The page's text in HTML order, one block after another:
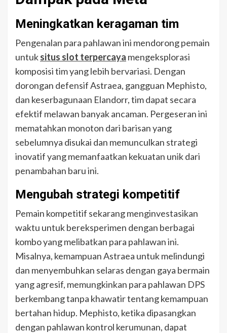
Meningkatkan keragaman tim
Pengenalan para pahlawan ini mendorong pemain
untuksitus slot terpercaya mengeksplorasi
komposisi tim yang lebih bervariasi. Dengan
dorongan defensif Astraea, gangguan Mephisto,
dan keserbagunaan Elandorr, tim dapat secara
efektif melawan banyak ancaman. Pergeseran ini
mematahkan monoton dari barisan yang
sebelumnya disukai dan memunculkan strategi
inovatif yang memanfaatkan kekuatan unik dari
penambahan baru ini.
Mengubah strategi kompetitif
Pemain kompetitif sekarang menginvestasikan
waktu untuk bereksperimen dengan berbagai
kombo yang melibatkan para pahlawan ini.
Misalnya, kemampuan Astraea untuk melindungi
dan menyembuhkan selaras dengan gaya bermain
yang agresif, memungkinkan para pahlawan DPS
berkembang tanpa khawatir tentang kemampuan
bertahan hidup. Mephisto, ketika dipasangkan
dengan pahlawan kontrol kerumunan, dapat